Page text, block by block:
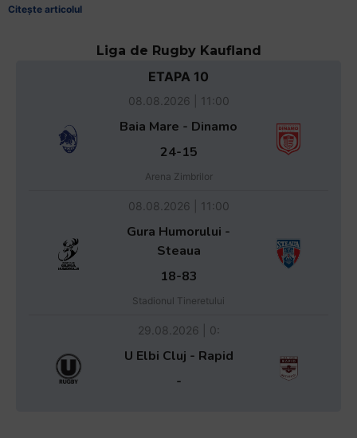
Citește articolul
Liga de Rugby Kaufland
ETAPA 10
08.08.2026 | 11:00
Baia Mare - Dinamo
24-15
Arena Zimbrilor
08.08.2026 | 11:00
Gura Humorului -
Steaua
18-83
Stadionul Tineretului
29.08.2026 | 0:
U Elbi Cluj - Rapid
-